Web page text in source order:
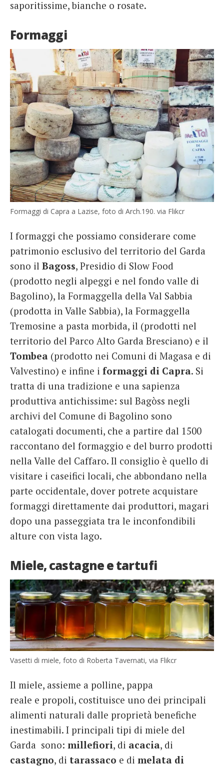
saporitissime, bianche o rosate.
Formaggi
Formaggi di Capra a Lazise, foto di Arch.190. via Flikcr
I formaggi che possiamo considerare come
patrimonio esclusivo del territorio del Garda
sono il Bagoss, Presidio di Slow Food
(prodotto negli alpeggi e nel fondo valle di
Bagolino), la Formaggella della Val Sabbia
(prodotta in Valle Sabbia), la Formaggella
Tremosine a pasta morbida, il (prodotti nel
territorio del Parco Alto Garda Bresciano) e il
Tombea (prodotto nei Comuni di Magasa e di
Valvestino) e infine i formaggi di Capra. Si
tratta di una tradizione e una sapienza
produttiva antichissime: sul Bagòss negli
archivi del Comune di Bagolino sono
catalogati documenti, che a partire dal 1500
raccontano del formaggio e del burro prodotti
nella Valle del Caffaro. Il consiglio è quello di
visitare i caseifici locali, che abbondano nella
parte occidentale, dover potrete acquistare
formaggi direttamente dai produttori, magari
dopo una passeggiata tra le inconfondibili
alture con vista lago.
Miele, castagne e tartufi
Vasetti di miele, foto di Roberta Tavernati, via Flikcr
Il miele, assieme a polline, pappa
reale e propoli, costituisce uno dei principali
alimenti naturali dalle proprietà benefiche
inestimabili. I principali tipi di miele del
Garda sono: millefiori, di acacia, di
castagno, di tarassaco e di melata di